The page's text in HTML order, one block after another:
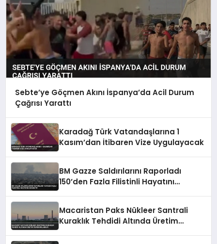
Sebte’ye Göçmen Akını İspanya’da Acil Durum
Çağrısı Yarattı
Karadağ Türk Vatandaşlarına 1
Kasım’dan İtibaren Vize Uygulayacak
BM Gazze Saldırılarını Raporladı
150’den Fazla Filistinli Hayatını
Macaristan Paks Nükleer Santrali
Kuraklık Tehdidi Altında Üretim